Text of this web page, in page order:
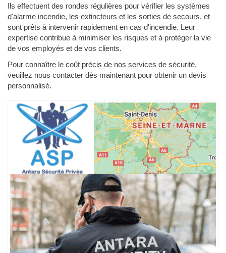
Ils effectuent des rondes régulières pour vérifier les systèmes
d'alarme incendie, les extincteurs et les sorties de secours, et
sont prêts à intervenir rapidement en cas d'incendie. Leur
expertise contribue à minimiser les risques et à protéger la vie
de vos employés et de vos clients.
Pour connaître le coût précis de nos services de sécurité,
veuillez nous contacter dès maintenant pour obtenir un devis
personnalisé.